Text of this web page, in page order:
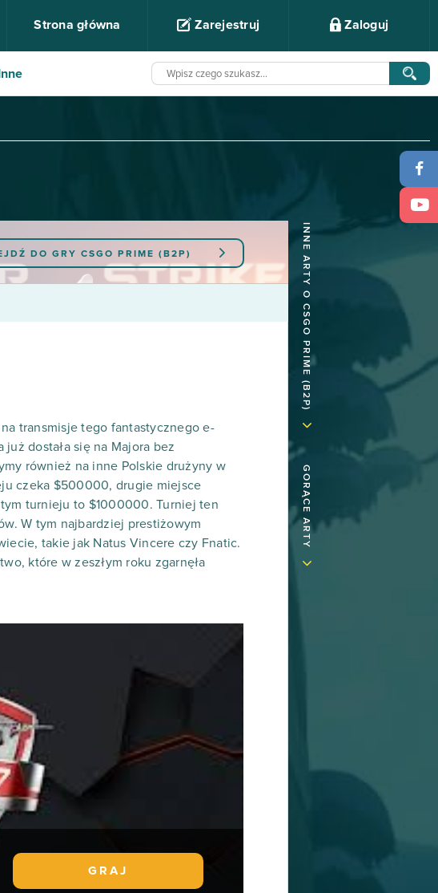
Strona główna Zarejestruj Zaloguj
Inne
INNE ARTY O CSGO PRIME (B2P)
GORĄCE ARTY
DO GRY CSGO PRIME (B2P)
transmisje tego fantastycznego e-
dostała się na Majora bez
również na inne Polskie drużyny w
czeka $500000, drugie miejsce
turnieju to $1000000. Turniej ten
W tym najbardziej prestiżowym
takie jak Natus Vincere czy Fnatic.
które w zeszłym roku zgarnęła
GRAJ